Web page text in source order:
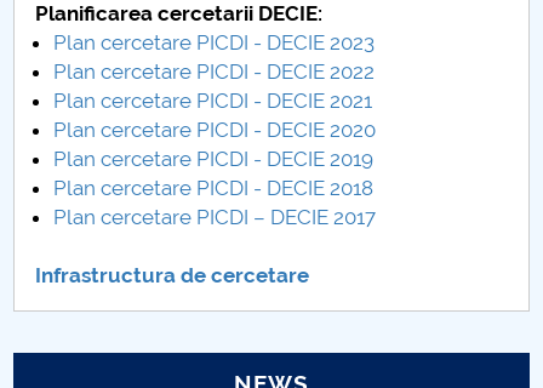
UPIT for the community
IOSUD/CSUD – PhD studies
Comisie de etica unversitară
Evenimente CUP
Accesibilitate pentru studenții cu dizabilități
privind implementarea Planului Operațional 2020-
Planificarea cercetarii DECIE:
Plan cercetare PICDI - DECIE 2023
Plan cercetare PICDI - DECIE 2022
Plan cercetare PICDI - DECIE 2021
Plan cercetare PICDI - DECIE 2020
Plan cercetare PICDI - DECIE 2019
Plan cercetare PICDI - DECIE 2018
Plan cercetare PICDI – DECIE 2017
Infrastructura de cercetare